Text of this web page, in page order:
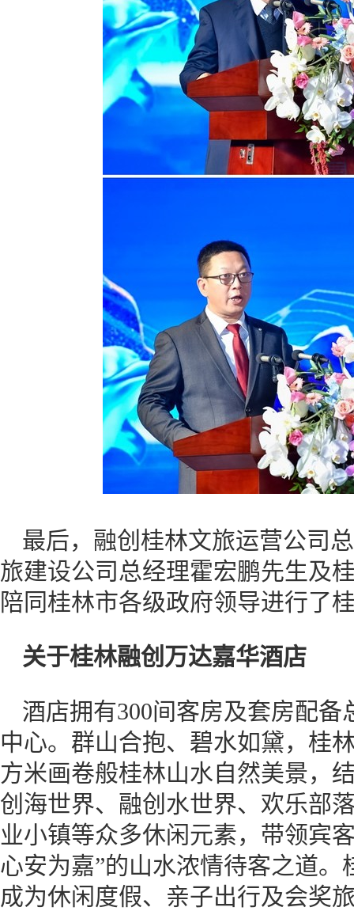
最后，融创桂林文旅运营公司
旅建设公司总经理霍宏鹏先生及
陪同桂林市各级政府领导进行了
关于桂林融创万达嘉华酒店
酒店拥有300间客房及套房配
中心。群山合抱、碧水如黛，桂
方米画卷般桂林山水自然美景，
创海世界、融创水世界、欢乐部
业小镇等众多休闲元素，带领宾
心安为嘉”的山水浓情待客之道
成为休闲度假、亲子出行及会奖